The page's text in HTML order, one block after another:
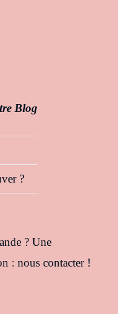
Blog
?
? Une
: nous contacter !
dans votre application